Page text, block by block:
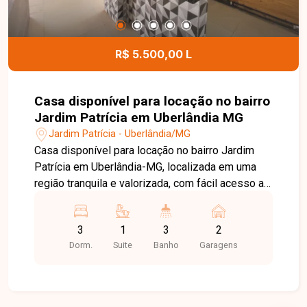
R$ 5.500,00 L
Casa disponível para locação no bairro
Jardim Patrícia em Uberlândia MG
Jardim Patrícia - Uberlândia/MG
Casa disponível para locação no bairro Jardim
Patrícia em Uberlândia-MG, localizada em uma
região tranquila e valorizada, com fácil acesso a
principais vias da cidade. O bairro é conhecido
pela infraestrutura completa e pela praticidade no
dia a dia, ideal para quem busca conforto e
3
Dorm.
1
Suite
3
Banho
2
Garagens